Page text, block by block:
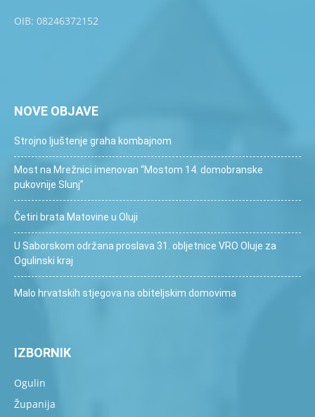
OIB: 08246372152
NOVE OBJAVE
Strojno ljuštenje graha kombajnom
Most na Mrežnici imenovan “Mostom 14. domobranske
pukovnije Slunj”
Četiri brata Matovine u Oluji
U Saborskom održana proslava 31. obljetnice VRO Oluje za
Ogulinski kraj
Malo hrvatskih stjegova na obiteljskim domovima
IZBORNIK
Ogulin
Županija